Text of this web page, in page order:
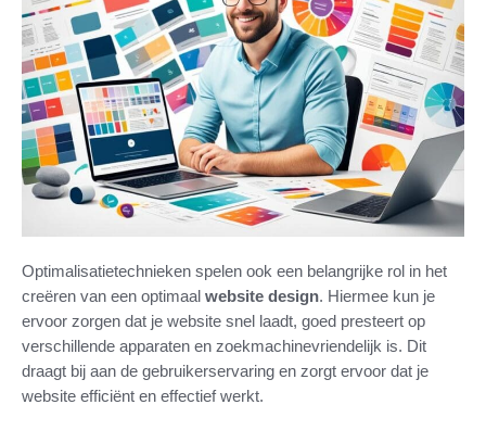
Optimalisatietechnieken spelen ook een belangrijke rol in het
creëren van een optimaal website design. Hiermee kun je
ervoor zorgen dat je website snel laadt, goed presteert op
verschillende apparaten en zoekmachinevriendelijk is. Dit
draagt bij aan de gebruikerservaring en zorgt ervoor dat je
website efficiënt en effectief werkt.